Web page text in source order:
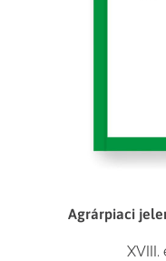
Agrárpiaci
XVIII.